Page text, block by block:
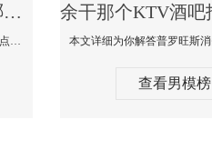
余干KTV男模小费价格哪家便宜-宝马会KTV消费口碑点评
本文详细为你解答宝马会KTV消费价格点评，更多关于KTV男模小费价格哪家便宜免费咨询1333 867 6881微信同步！
查看男模榜